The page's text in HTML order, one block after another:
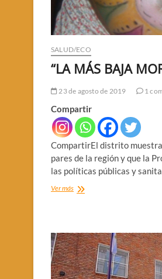
SALUD/ECO
“LA MÁS BAJA
23 de agosto de 2019 1
Compartir
CompartirEl distrito
pares de la región y que la
las políticas públicas y
Ver más“LA